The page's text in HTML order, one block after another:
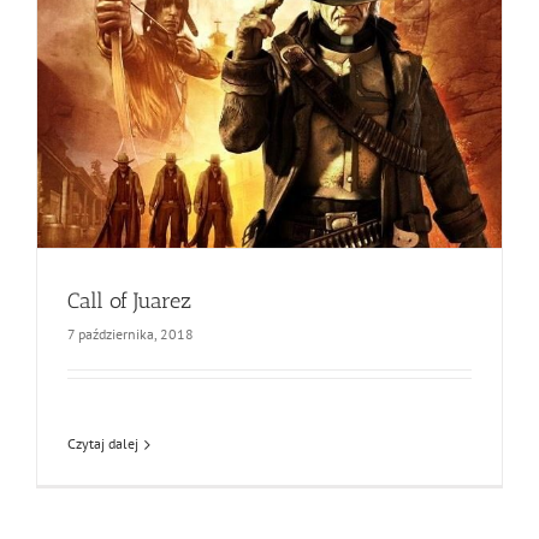
Call of Juarez
7 października, 2018
Czytaj dalej